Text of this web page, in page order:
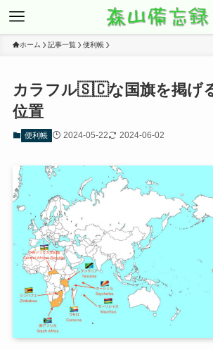
ホーム 記事一覧 便利帳
カラフル🇸🇨な国旗を掲げ
位置
便利帳 2024-05-22 2024-06-02